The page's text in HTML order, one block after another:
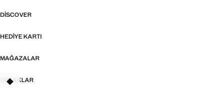
DISCOVER
HEDIYE KARTI
MAĞAZALAR
ORTAKLAR